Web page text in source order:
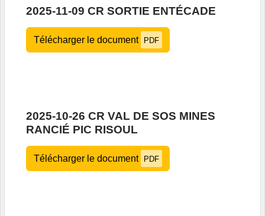
2025-11-09 CR SORTIE ENTÉCADE
Télécharger le document PDF
2025-10-26 CR VAL DE SOS MINES
RANCIÉ PIC RISOUL
Télécharger le document PDF